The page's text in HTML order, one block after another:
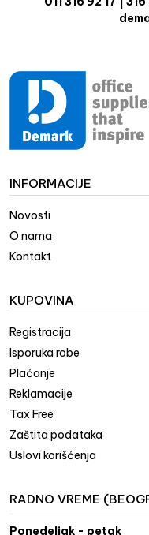
INFORMACIJE
Novosti
O nama
Kontakt
KUPOVINA
Registracija
Isporuka robe
Plaćanje
Reklamacije
Tax Free
Zaštita podataka
Uslovi korišćenja
RADNO VREME
Ponedeljak - petak